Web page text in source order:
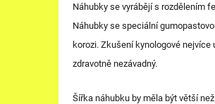
Náhubky se vyrábějí s rozdělením
Náhubky se speciální
korozi. Zkušení kynologové nejvíce
zdravotně nezávadný.
Šířka náhubku by měla být větší